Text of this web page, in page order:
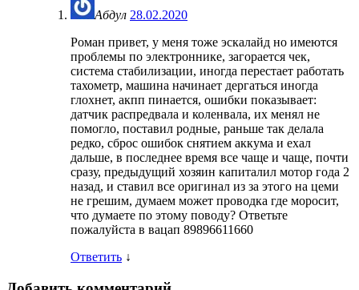
Абдул 28.02.2020
Роман привет, у меня тоже эскалайд но имеются
проблемы по электроннике, загорается чек,
система стабилизации, иногда перестает работать
тахометр, машина начинает дергаться иногда
глохнет, акпп пинается, ошибки показывает:
датчик распредвала и коленвала, их менял не
помогло, поставил родные, раньше так делала
редко, сброс ошибок снятием аккума и ехал
дальше, в последнее время все чаще и чаще, почти
сразу, предыдущий хозяин капиталил мотор года 2
назад, и ставил все оригинал из за этого на цеми
не грешим, думаем может проводка где моросит,
что думаете по этому поводу? Ответьте
пожалуйста в вацап 89896611660
Ответить ↓